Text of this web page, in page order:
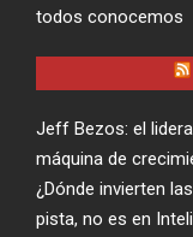
todos conocemos
Jeff Bezos: el
máquina de
¿Dónde invierten
pista, no es en